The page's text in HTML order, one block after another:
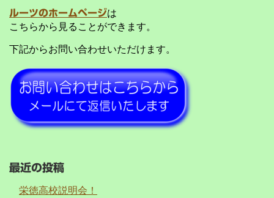
ルーツのホームページは
こちらから見ることができます。
下記からお問い合わせいただけます。
最近の投稿
栄徳高校説明会！